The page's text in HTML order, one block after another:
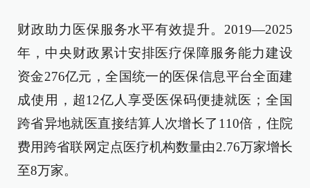
财政助力医保服务水平有效提升。2019—2025
年，中央财政累计安排医疗保障服务能力建设
资金276亿元，全国统一的医保信息平台全面建
成使用，超12亿人享受医保码便捷就医；全国
跨省异地就医直接结算人次增长了110倍，住院
费用跨省联网定点医疗机构数量由2.76万家增长
至8万家。